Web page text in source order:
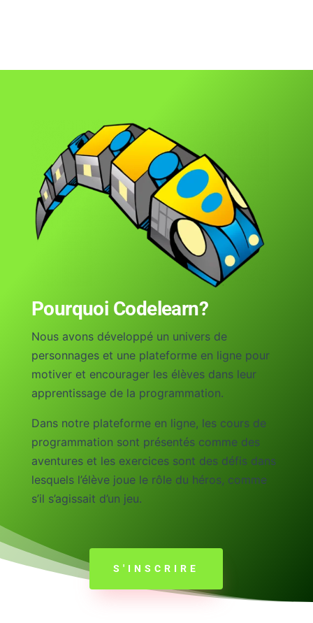
Pourquoi Codelearn?
Nous avons développé un univers de
personnages et une plateforme en ligne pour
motiver et encourager les élèves dans leur
apprentissage de la programmation.
Dans notre plateforme en ligne, les cours de
programmation sont présentés comme des
aventures et les exercices sont des défis dans
lesquels l’élève joue le rôle du héros, comme
s’il s’agissait d’un jeu.
S'INSCRIRE